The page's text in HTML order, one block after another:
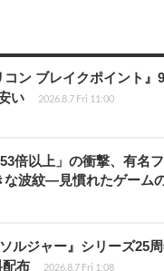
ン ブレイクポイント』
い
2026.8.7 Fri 11:00
倍以上」の衝撃、有名
な波紋―見慣れたゲーム
ルジャー』シリーズ25
布
2026.8.7 Fri 1:08